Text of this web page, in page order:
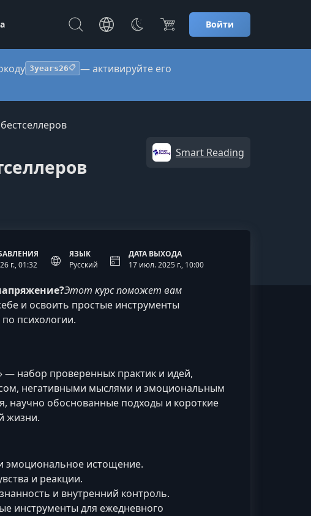
Войти
3years26📋 — активируйте его
Smart Reading
г., 01:32
ЯЗЫК
Русский
ДАТА ВЫХОДА
17 июл. 2025 г., 10:00
Этот курс поможет вам
и освоить простые инструменты
психологии.
— набор проверенных практик и идей,
негативными мыслями и эмоциональным
научно обоснованные подходы и короткие
жизни.
эмоциональное истощение.
и реакции.
и внутренний контроль.
инструменты для ежедневного